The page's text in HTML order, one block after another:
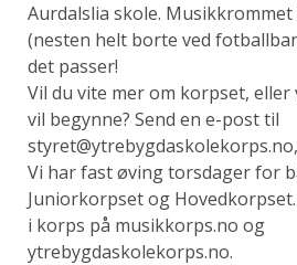
Aurdalslia skole.
(nesten helt borte ved
det passer!
Vil du vite mer om korpset, eller
vil begynne? Send en e-post til
Vi har fast øving torsdager for
Juniorkorpset og
i korps på musikkorps.no og
ytrebygdaskolekorps.no.